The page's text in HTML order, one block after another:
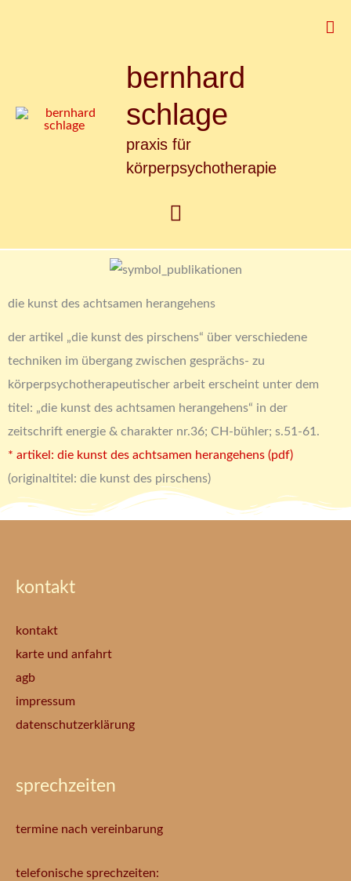
bernhard
schlage
praxis für
körperpsychotherapie
Hauptmenü
die kunst des achtsamen herangehens
der artikel „die kunst des pirschens“ über verschiedene
techniken im übergang zwischen gesprächs- zu
körperpsychotherapeutischer arbeit erscheint unter dem
titel: „die kunst des achtsamen herangehens“ in der
zeitschrift energie & charakter nr.36; CH-bühler; s.51-61.
* artikel: die kunst des achtsamen herangehens (pdf)
(originaltitel: die kunst des pirschens)
kontakt
kontakt
karte und anfahrt
agb
impressum
datenschutzerklärung
sprechzeiten
termine nach vereinbarung
telefonische sprechzeiten: